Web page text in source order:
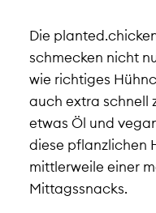
Die
schmecken nicht
wie richtiges
auch extra schnell
etwas Öl und
diese pflanzlichen
mittlerweile einer
Mittagssnacks.